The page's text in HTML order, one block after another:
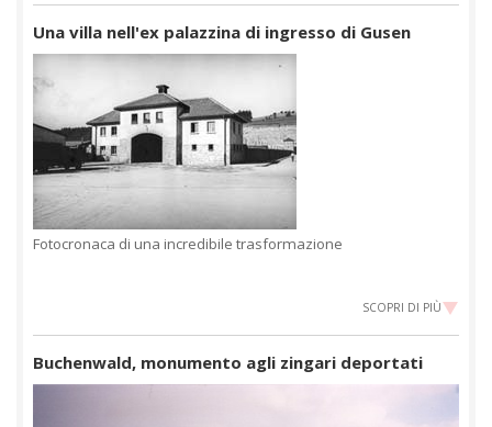
Una villa nell'ex palazzina di ingresso di Gusen
Fotocronaca di una incredibile trasformazione
SCOPRI DI PIÙ
Buchenwald, monumento agli zingari deportati